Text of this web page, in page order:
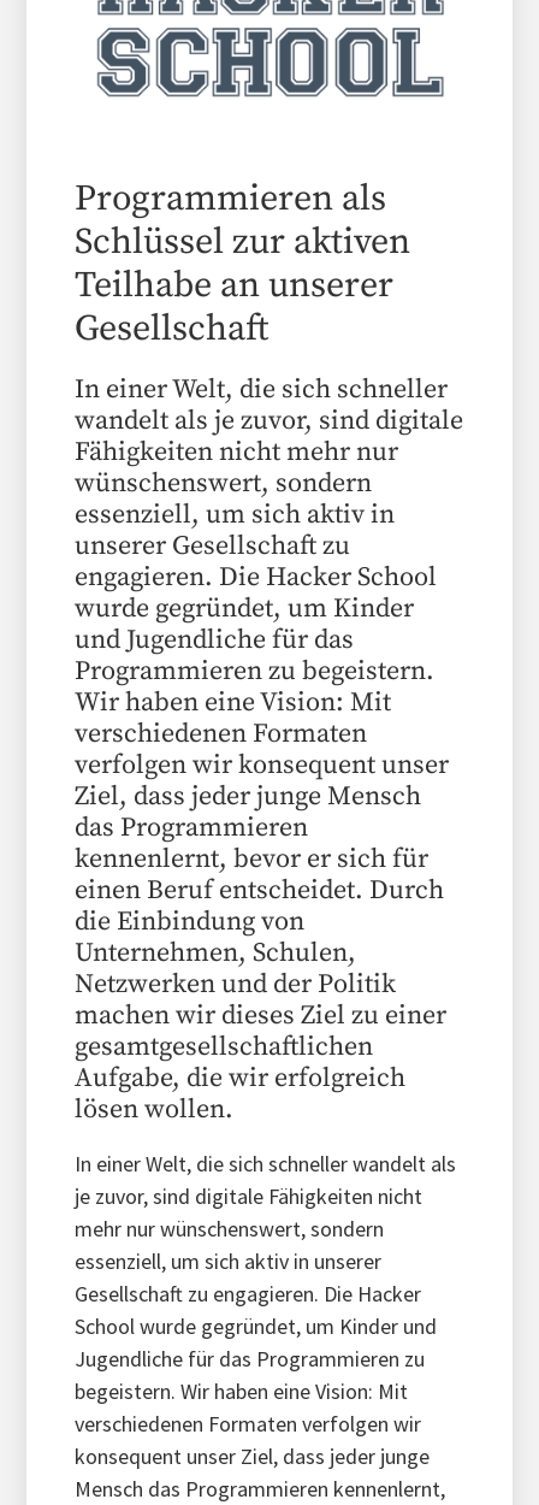
Programmieren als
Schlüssel zur aktiven
Teilhabe an unserer
Gesellschaft
In einer Welt, die sich schneller
wandelt als je zuvor, sind digitale
Fähigkeiten nicht mehr nur
wünschenswert, sondern
essenziell, um sich aktiv in
unserer Gesellschaft zu
engagieren. Die Hacker School
wurde gegründet, um Kinder
und Jugendliche für das
Programmieren zu begeistern.
Wir haben eine Vision: Mit
verschiedenen Formaten
verfolgen wir konsequent unser
Ziel, dass jeder junge Mensch
das Programmieren
kennenlernt, bevor er sich für
einen Beruf entscheidet. Durch
die Einbindung von
Unternehmen, Schulen,
Netzwerken und der Politik
machen wir dieses Ziel zu einer
gesamtgesellschaftlichen
Aufgabe, die wir erfolgreich
lösen wollen.
In einer Welt, die sich schneller wandelt als
je zuvor, sind digitale Fähigkeiten nicht
mehr nur wünschenswert, sondern
essenziell, um sich aktiv in unserer
Gesellschaft zu engagieren. Die Hacker
School wurde gegründet, um Kinder und
Jugendliche für das Programmieren zu
begeistern. Wir haben eine Vision: Mit
verschiedenen Formaten verfolgen wir
konsequent unser Ziel, dass jeder junge
Mensch das Programmieren kennenlernt,